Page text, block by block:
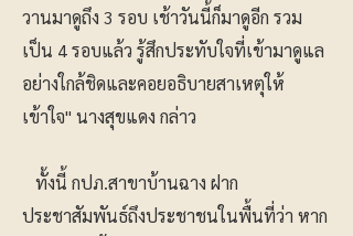
วานมาดูถึง 3 รอบ เช้าวันนี้ก็มาดูอีก รวม
เป็น 4 รอบแล้ว รู้สึกประทับใจที่เข้ามาดูแล
อย่างใกล้ชิดและคอยอธิบายสาเหตุให้
เข้าใจ" นางสุขแดง กล่าว
ทั้งนี้ กปภ.สาขาบ้านฉาง ฝาก
ประชาสัมพันธ์ถึงประชาชนในพื้นที่ว่า หาก